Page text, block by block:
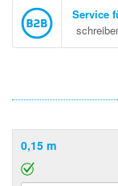
Service
0,15 m